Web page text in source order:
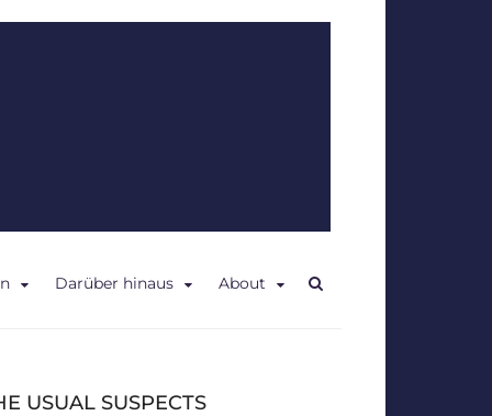
Darüber hinaus About
USUAL SUSPECTS